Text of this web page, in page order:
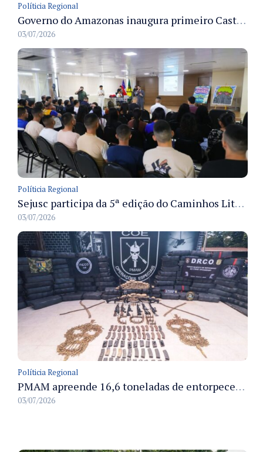
Políticia Regional
Governo do Amazonas inaugura primeiro Castramóvel Fluvial para atendimento veterinário às comunidades ribeirinhas e castração gratuita
03/07/2026
Políticia Regional
Sejusc participa da 5ª edição do Caminhos Literários com foco na cultura hip-hop nas unidades socioeducativas
03/07/2026
Políticia Regional
PMAM apreende 16,6 toneladas de entorpecentes e registra aumento nas prisões em flagrante e nas capturas de foragidos no primeiro semestre de 2026
03/07/2026